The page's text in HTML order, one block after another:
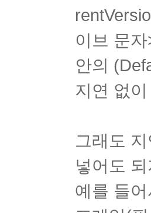
이브 문
안의
지연 없
그래도
넣어도
예를 들